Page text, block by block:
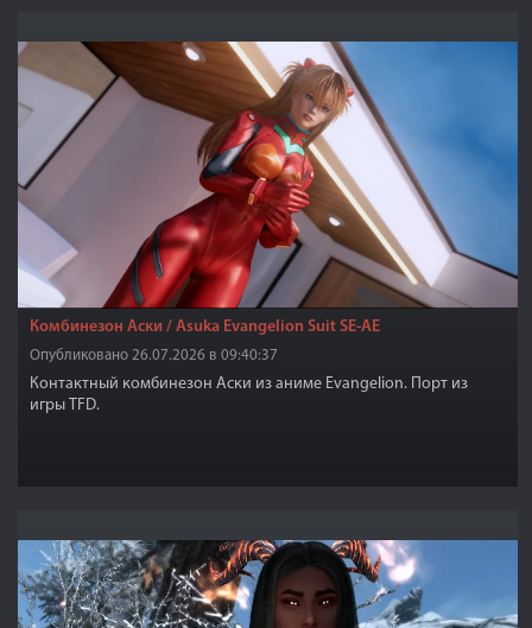
Комбинезон Аски / Asuka Evangelion Suit SE-AE
Опубликовано 26.07.2026 в 09:40:37
Контактный комбинезон Аски из аниме Evangelion. Порт из
игры TFD.